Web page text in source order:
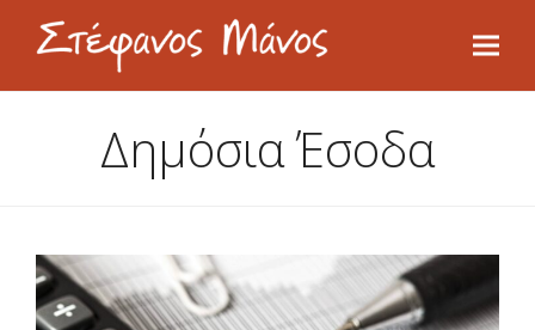
Δημόσια Έσοδα